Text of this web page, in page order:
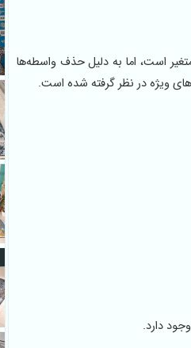
است، اما به دلیل حذف واسطه‌ها
ویژه در نظر گرفته شده است.